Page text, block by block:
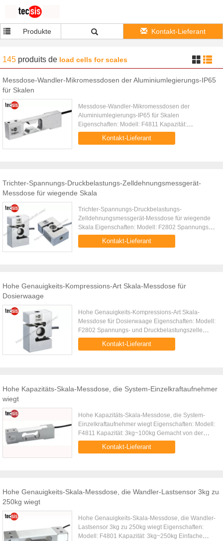
Produkte Kontakt-Lieferant
145 produits de load cells for scales
Messdose-Wandler-Mikromessdosen der Aluminiumlegierungs-IP65
für Skalen
Messdose-Wandler-Mikromessdosen der
Aluminiumlegierungs-IP65 für Skalen
Eigenschaften: Modell: F4811 Kapazität:
3kg~100kg Gemacht von der Aluminiumlegierung
Schutz IP65 Empfindliche Struktur Einfache
Kontakt-Lieferant
Trichter-Spannungs-Druckbelastungs-Zelldehnungsmessgerät-
Messdose für wiegende Skala
Trichter-Spannungs-Druckbelastungs-
Zelldehnungsmessgerät-Messdose für wiegende
Skala Eigenschaften: Modell: F2802 Spannungs-
und Druckbelastungszelle Hohe umfassende
Präzision, hohe Stabilität Einfache ...
Kontakt-Lieferant
Hohe Genauigkeits-Kompressions-Art Skala-Messdose für
Dosierwaage
Hohe Genauigkeits-Kompressions-Art Skala-
Messdose für Dosierwaage Eigenschaften: Modell:
F2802 Spannungs- und Druckbelastungszelle
Hohe umfassende Präzision, hohe Stabilität
Einfache Struktur, einfach zu ...
Kontakt-Lieferant
Hohe Kapazitäts-Skala-Messdose, die System-Einzelkraftaufnehmer
wiegt
Hohe Kapazitäts-Skala-Messdose, die System-
Einzelkraftaufnehmer wiegt Eigenschaften: Modell:
F4811 Kapazität: 3kg~100kg Gemacht von der
Aluminiumlegierung Schutz IP65 Empfindliche
Struktur Einfache Struktur, ...
Kontakt-Lieferant
Hohe Genauigkeits-Skala-Messdose, die Wandler-Lastsensor 3kg zu
250kg wiegt
Hohe Genauigkeits-Skala-Messdose, die Wandler-
Lastsensor 3kg zu 250kg wiegt Eigenschaften:
Modell: F4801 Kapazität: 3kg~250kg Einfache